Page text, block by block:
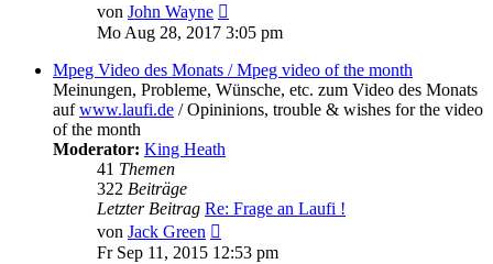
von John Wayne
Beitrag
Mo Aug 28, 2017 3:05 pm
Mpeg Video des Monats / Mpeg video of the month
Meinungen, Probleme, Wünsche, etc. zum Video des Monats
aufwww.laufi.de / Opininions, trouble & wishes for the video
of the month
Moderator: King Heath
41 Themen
322 Beiträge
Letzter Beitrag Re: Frage an Laufi !
von Jack Green
Beitrag
Fr Sep 11, 2015 12:53 pm